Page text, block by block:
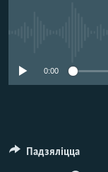
0:00
Падзяліцца